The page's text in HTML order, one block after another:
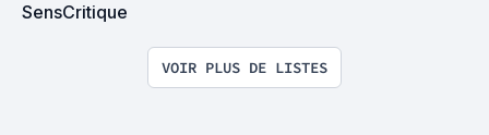
SensCritique
VOIR PLUS DE LISTES